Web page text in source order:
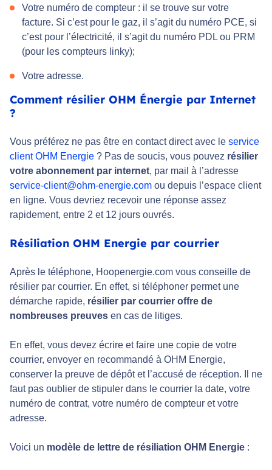
Votre numéro de compteur : il se trouve sur votre
facture. Si c’est pour le gaz, il s’agit du numéro PCE, si
c’est pour l’électricité, il s’agit du numéro PDL ou PRM
(pour les compteurs linky);
Votre adresse.
Comment résilier OHM Énergie par Internet
?
Vous préférez ne pas être en contact direct avec le service
client OHM Energie ? Pas de soucis, vous pouvez résilier
votre abonnement par internet, par mail à l’adresse
service-client@ohm-energie.com ou depuis l’espace client
en ligne. Vous devriez recevoir une réponse assez
rapidement, entre 2 et 12 jours ouvrés.
Résiliation OHM Energie par courrier
Après le téléphone, Hoopenergie.com vous conseille de
résilier par courrier. En effet, si téléphoner permet une
démarche rapide, résilier par courrier offre de
nombreuses preuves en cas de litiges.
En effet, vous devez écrire et faire une copie de votre
courrier, envoyer en recommandé à OHM Energie,
conserver la preuve de dépôt et l’accusé de réception. Il ne
faut pas oublier de stipuler dans le courrier la date, votre
numéro de contrat, votre numéro de compteur et votre
adresse.
Voici un modèle de lettre de résiliation OHM Energie :